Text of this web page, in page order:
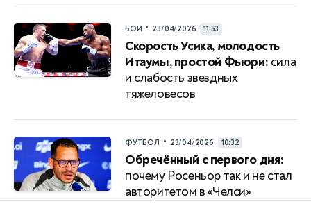
БОИ • 23/04/2026 11:53
Скорость Усика, молодость
Итаумы, простой Фьюри: сила
и слабость звездных
тяжеловесов
ФУТБОЛ • 23/04/2026 10:32
Обречённый с первого дня:
почему Росеньор так и не стал
авторитетом в «Челси»